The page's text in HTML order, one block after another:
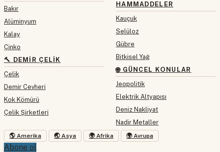
Bakır
Alüminyum
Kalay
Çinko
🔨 DEMIR ÇELIK
Çelik
Demir Cevheri
Kok Kömürü
Çelik Şirketleri
HAMMADDELER
Kauçuk
Selüloz
Gübre
Bitkisel Yağ
🌐 GÜNCEL KONULAR
Jeopolitik
Elektrik Altyapısı
Deniz Nakliyat
Nadir Metaller
🌎 Amerika 🌏 Asya 🌍 Afrika 🌍 Avrupa
Abone ol